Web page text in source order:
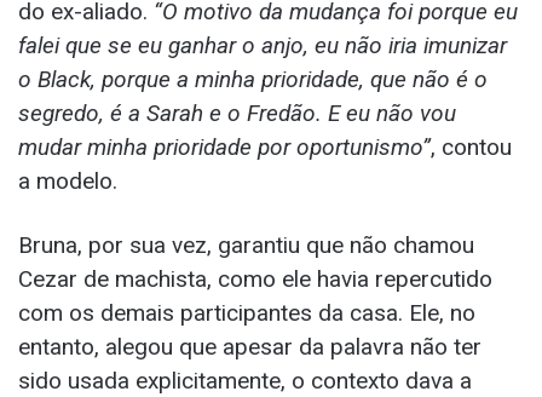
do ex-aliado. “O motivo da mudança foi porque eu
falei que se eu ganhar o anjo, eu não iria imunizar
o Black, porque a minha prioridade, que não é o
segredo, é a Sarah e o Fredão. E eu não vou
mudar minha prioridade por oportunismo”, contou
a modelo.
Bruna, por sua vez, garantiu que não chamou
Cezar de machista, como ele havia repercutido
com os demais participantes da casa. Ele, no
entanto, alegou que apesar da palavra não ter
sido usada explicitamente, o contexto dava a